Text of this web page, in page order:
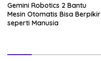
Gemini Robotics 2 Bantu
Mesin Otomatis Bisa Berpikir
seperti Manusia